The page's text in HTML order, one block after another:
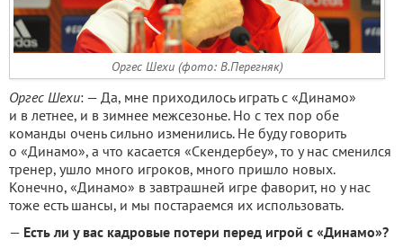
Оргес Шехи (фото: В.Перегняк)
Оргес Шехи: — Да, мне приходилось играть с «Динамо»
и в летнее, и в зимнее межсезонье. Но с тех пор обе
команды очень сильно изменились. Не буду говорить
о «Динамо», а что касается «Скендербеу», то у нас сменился
тренер, ушло много игроков, много пришло новых.
Конечно, «Динамо» в завтрашней игре фаворит, но у нас
тоже есть шансы, и мы постараемся их использовать.
— Есть ли у вас кадровые потери перед игрой с «Динамо»?